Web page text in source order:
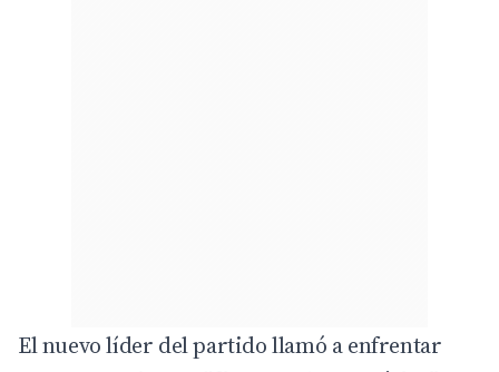
El nuevo líder del partido llamó a enfrentar